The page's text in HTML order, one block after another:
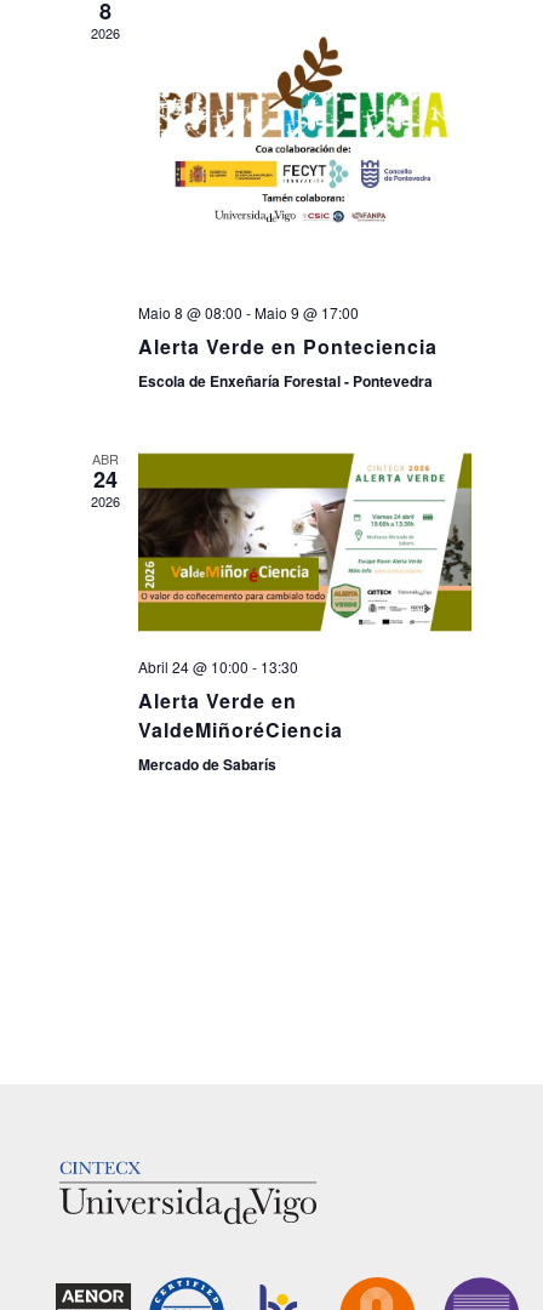
8
2026
Maio 8 @ 08:00 -Maio 9 @ 17:00
Alerta Verde en Ponteciencia
Escola de Enxeñaría Forestal - Pontevedra
ABR
24
2026
Abril 24 @ 10:00 - 13:30
Alerta Verde en
ValdeMiñoréCiencia
Mercado de Sabarís